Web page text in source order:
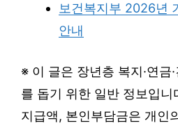
보건복지부 2026년
안내
※ 이 글은 장년층 복지·연금
를 돕기 위한 일반 정보입
지급액, 본인부담금은 개인